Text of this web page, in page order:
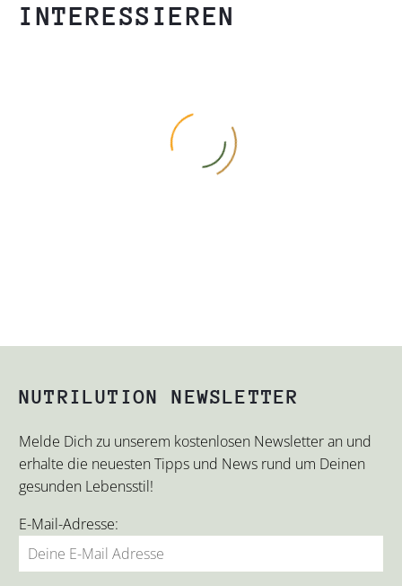
INTERESSIEREN
NUTRILUTION NEWSLETTER
Melde Dich zu unserem kostenlosen Newsletter an und
erhalte die neuesten Tipps und News rund um Deinen
gesunden Lebensstil!
E-Mail-Adresse: